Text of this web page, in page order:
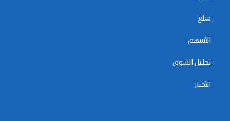
سلع
الأسهم
تحليل السوق
الأخبار